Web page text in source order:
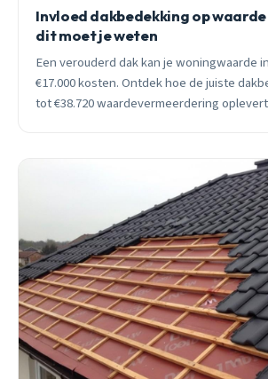
Invloed dakbedekking op waarde
dit moet je weten
Een verouderd dak kan je woningwaarde
€17.000 kosten. Ontdek hoe de juiste
tot €38.720 waardevermeerdering